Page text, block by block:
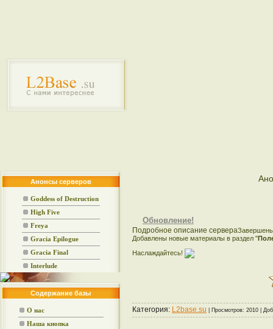
Анонсы серверов
Goddess of Destruction
High Five
Freya
Gracia Epilogue
Gracia Final
Interlude
Содержание базы
О нас
Наша кнопка
Обновление!
Подробное описание сервера
Добавлены новые материалы в раздел "
Наслаждайтесь!
Категория: L2base.su | Просмотров: 2010 |